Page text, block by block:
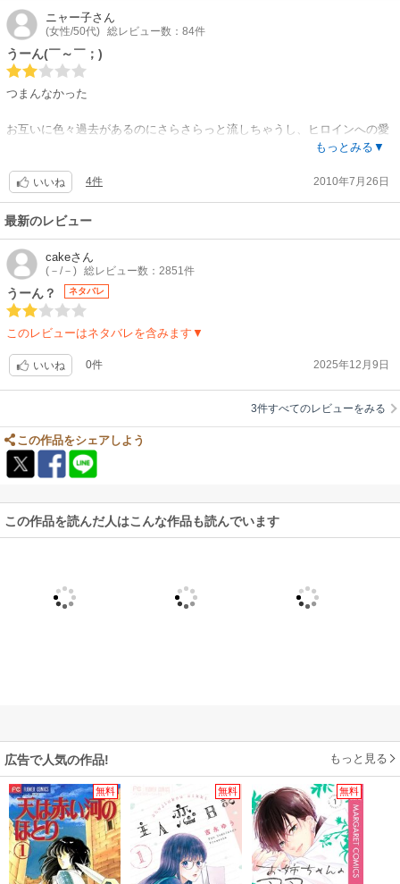
ニャー子さん
(女性/50代) 総レビュー数：84件
うーん(￣～￣；)
つまんなかった
お互いに色々過去があるのにさらさらっと流しちゃうし、ヒロインへの愛
もっとみる▼
いいね 4件 2010年7月26日
最新のレビュー
cakeさん
(－/－) 総レビュー数：2851件
うーん？ ネタバレ
このレビューはネタバレを含みます▼
いいね 0件 2025年12月9日
3件すべてのレビューをみる
この作品をシェアしよう
この作品を読んだ人はこんな作品も読んでいます
広告で人気の作品! もっと見る
無料 無料 無料